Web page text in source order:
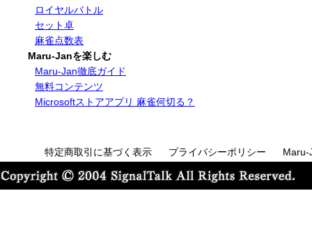
ロイヤルバトル
セット卓
麻雀点数表
Maru-Janを楽しむ
Maru-Jan徹底ガイド
無料コンテンツ
Microsoftストアアプリ 麻雀何切る？
特定商取引に基づく表示 プライバシーポリシー Maru-